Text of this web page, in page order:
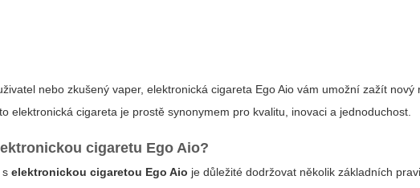
nebo zkušený vaper,elektronická cigareta Ego Aio vám umožní zažít nový
elektronická cigareta je prostě synonymem pro kvalitu, inovaci a jednoduchost.
cigaretu Ego Aio?
selektronickou cigaretou Ego Aio je důležité dodržovat několik základních